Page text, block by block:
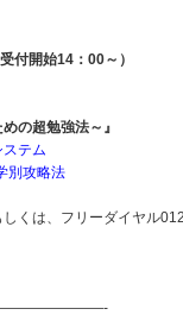
付開始14：00～）
の超勉強法～』
テム
別攻略法
くは、フリーダイヤル